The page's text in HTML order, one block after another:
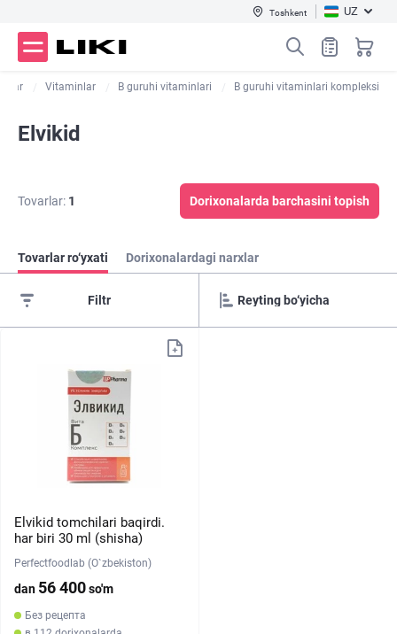
Toshkent UZ
Vitaminlar B guruhi vitaminlari B guruhi vitaminlari kompleksi
Elvikid
Tovarlar: 1 Dorixonalarda barchasini topish
Tovarlar ro‘yxati Dorixonalardagi narxlar
Filtr
Elvikid tomchilari baqirdi.
har biri 30 ml (shisha)
Perfectfoodlab (O`zbekiston)
dan 56 400so'm
Без рецепта